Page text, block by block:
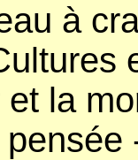
à
la